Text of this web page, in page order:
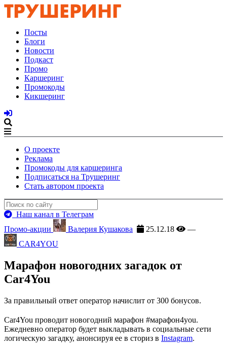
Посты
Блоги
Новости
Подкаст
Промо
Каршеринг
Промокоды
Кикшеринг
О проекте
Реклама
Промокоды для каршеринга
Подписаться на Трушеринг
Стать автором проекта
Наш канал в Телеграм
Промо-акции
Валерия Кушакова 25.12.18
—
CAR4YOU
Марафон новогодних загадок от
Car4You
За правильный ответ оператор начислит от 300 бонусов.
Car4You проводит новогодний марафон #марафон4you.
Ежедневно оператор будет выкладывать в социальные сети
логическую загадку, анонсируя ее в сториз в Instagram.